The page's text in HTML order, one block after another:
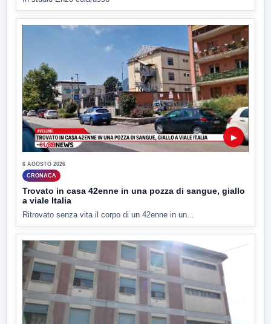
▶
6 AGOSTO 2026
CRONACA
Trovato in casa 42enne in una pozza di sangue, giallo
a viale Italia
Ritrovato senza vita il corpo di un 42enne in un...